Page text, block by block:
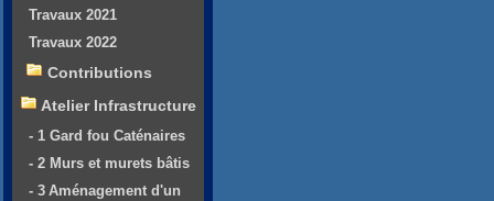
Travaux 2021
Travaux 2022
Contributions
Atelier Infrastructure
- 1 Gard fou Caténaires
- 2 Murs et murets bâtis
- 3 Aménagement d'un